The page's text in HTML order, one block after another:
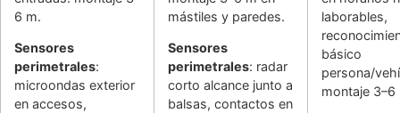
6 m.
Sensores
perimetrales:
microondas exterior
en accesos,
mástiles y paredes.
Sensores
perimetrales: radar
corto alcance junto a
balsas, contactos en
laborables,
básico
persona/
montaje 3–6